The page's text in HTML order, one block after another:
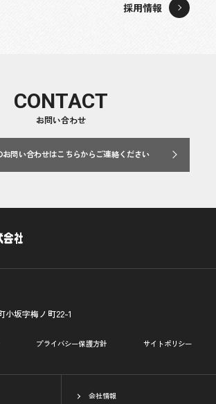
採用情報
お問い合わせ
CONTACT
お問い合わせはこちらからご連絡ください
小坂字梅ノ町22-1
プライバシー保護方針 サイトポリシー
会社情報